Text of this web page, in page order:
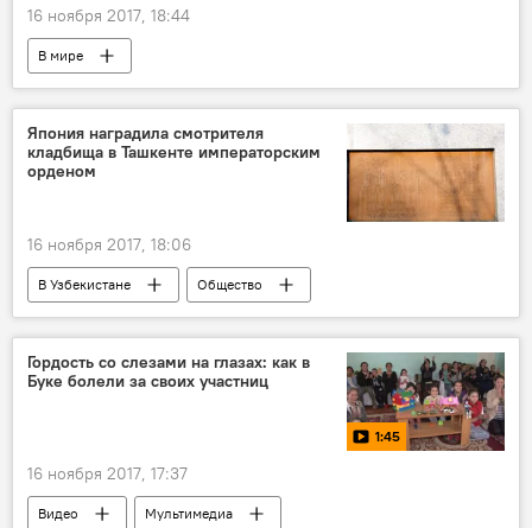
16 ноября 2017, 18:44
В мире
Суд над журналистом "Новой газеты" Худоберди Нурматовым (Али Ферузом)
Худоберди Нурматов
Новая газета
Япония наградила смотрителя
кладбища в Ташкенте императорским
орденом
16 ноября 2017, 18:06
В Узбекистане
Общество
Узбекистан
Япония
Гордость со слезами на глазах: как в
Буке болели за своих участниц
1:45
16 ноября 2017, 17:37
Видео Мультимедиа